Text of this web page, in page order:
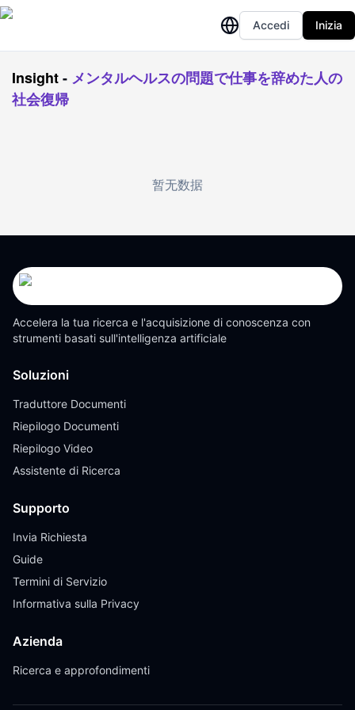
Accedi Inizia
Insight- メンタルヘルスの問題で仕事を辞めた人の
社会復帰
暂无数据
Accelera la tua ricerca e l'acquisizione di conoscenza con
strumenti basati sull'intelligenza artificiale
Soluzioni
Traduttore Documenti
Riepilogo Documenti
Riepilogo Video
Assistente di Ricerca
Supporto
Invia Richiesta
Guide
Termini di Servizio
Informativa sulla Privacy
Azienda
Ricerca e approfondimenti